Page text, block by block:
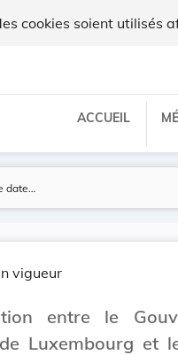
cookies soient utilisés
ACCUEIL
vigueur
entre le
Luxembourg et